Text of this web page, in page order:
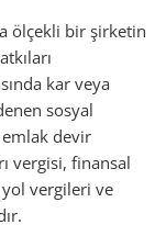
ölçekli bir şirketin
kar veya
sosyal
devir
vergisi, finansal
yol vergileri ve